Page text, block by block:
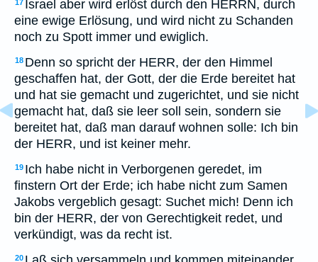
17 Israel aber wird erlöst durch den HERRN, durch
eine ewige Erlösung, und wird nicht zu Schanden
noch zu Spott immer und ewiglich.
18 Denn so spricht der HERR, der den Himmel
geschaffen hat, der Gott, der die Erde bereitet hat
und hat sie gemacht und zugerichtet, und sie nicht
gemacht hat, daß sie leer soll sein, sondern sie
bereitet hat, daß man darauf wohnen solle: Ich bin
der HERR, und ist keiner mehr.
19 Ich habe nicht in Verborgenen geredet, im
finstern Ort der Erde; ich habe nicht zum Samen
Jakobs vergeblich gesagt: Suchet mich! Denn ich
bin der HERR, der von Gerechtigkeit redet, und
verkündigt, was da recht ist.
20